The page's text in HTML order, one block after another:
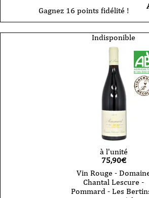
Gagnez 16 points fidélité !
Indisponible
à l'unité
75,90€
Vin Rouge -
Chantal Lescure -
Pommard - Les